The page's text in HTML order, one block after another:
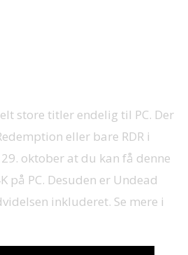
store titler endelig til PC. Der
eller bare RDR i
oktober at du kan få denne
på PC. Desuden er Undead
inkluderet. Se mere i